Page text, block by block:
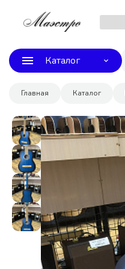
Каталог
Главная Каталог